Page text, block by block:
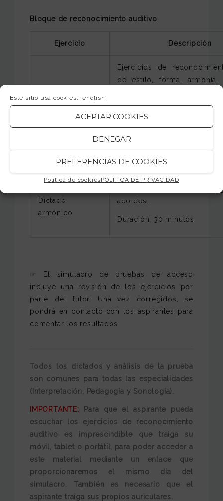
Este sitio usa cookies. [english]
ACEPTAR COOKIES
DENEGAR
PREFERENCIAS DE COOKIES
Política de cookiesPOLÍTICA DE PRIVACIDAD
Bloque de reconocimiento auditivo
Ejercicio Descripción
Ejercicios de
de estilo, forma, armonía,
melodicorítmico
Transcripción de una
Duración: 30 minutos
Dictado
armónico
Transcripción de una
acordes.
Duración: 30 minutos
☞ El simulacro de pruebas de acceso
incluye una revisión de los ejercicios por
parte del tutor. Una vez corregidos, se
pondrá en contacto con los aspirantes para
comentar los resultados.
Todos los dictados y análisis de la prueba
son comunes para todas las especialidades
(Interpretación, Pedagogía y Sonología).
IMPORTANTE: Para que el aspirante pueda
escuchar los ejercicios de reconocimiento
auditivo es imprescindible que traiga su
móvil, tablet o portátil, para poder acceder a
este material mediante un enlace que
proporcionaremos el mismo día del
simulacro. También es necesario que el
aspirante traiga sus propios auriculares.